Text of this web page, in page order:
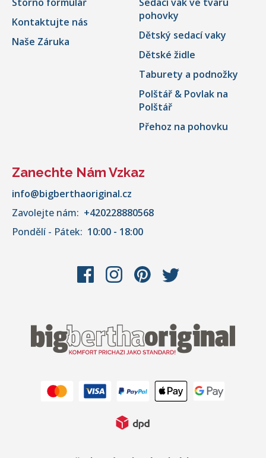
Kontaktujte nás
Naše Záruka
pohovky
Dětský sedací vaky
Dětské židle
Taburety a podnožky
Polštář & Povlak na
Polštář
Přehoz na pohovku
Zanechte Nám Vzkaz
info@bigberthaoriginal.cz
Zavolejte nám: +420228880568
Pondělí - Pátek: 10:00 - 18:00